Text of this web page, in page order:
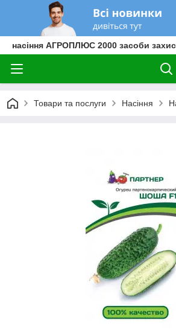
насіння АГРОПЛЮС 2000 засоби
Товари та послуги Насіння